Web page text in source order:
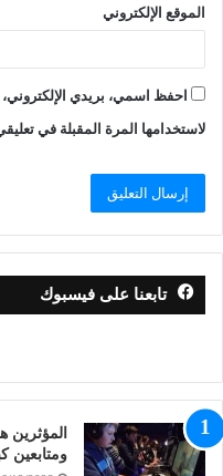
الموقع الإلكتروني
احفظ اسمي، بريدي
لاستخدامها المرة المقبلة في
تابعنا على فيسبوك
ومتابعين